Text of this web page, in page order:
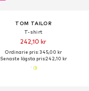
TOM TAILOR
T-shirt
242,10 kr
Ordinarie pris: 345,00 kr
Senaste lägsta pris:242,10 kr